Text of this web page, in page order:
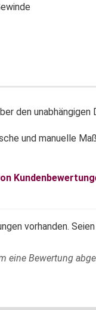
den
und manuelle
vorhanden.
eine Bewertung